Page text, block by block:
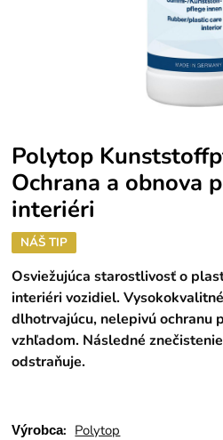
Polytop
Ochrana a obnova
interiéri
NÁŠ TIP
Osviežujúca starostlivosť o
interiéri vozidiel.
dlhotrvajúcu, nelepivú ochranu
vzhľadom. Následné
odstraňuje.
Výrobca: Polytop